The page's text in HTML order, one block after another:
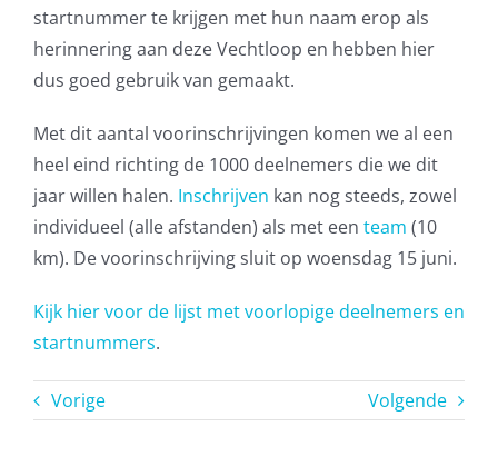
startnummer te krijgen met hun naam erop als
herinnering aan deze Vechtloop en hebben hier
dus goed gebruik van gemaakt.
Met dit aantal voorinschrijvingen komen we al een
heel eind richting de 1000 deelnemers die we dit
jaar willen halen. Inschrijven kan nog steeds, zowel
individueel (alle afstanden) als met een team (10
km). De voorinschrijving sluit op woensdag 15 juni.
Kijk hier voor de lijst met voorlopige deelnemers en
startnummers.
Vorige Volgende